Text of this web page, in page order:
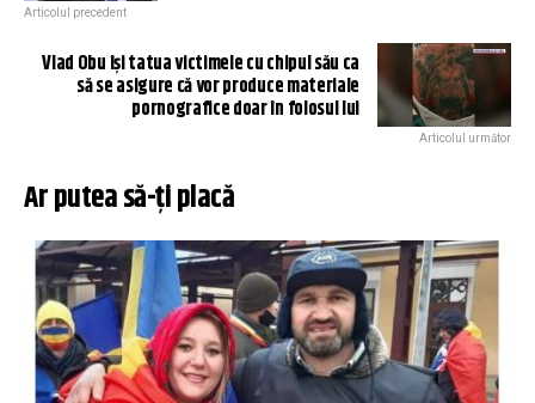
Articolul precedent
Vlad Obu își tatua victimele cu chipul său ca
să se asigure că vor produce materiale
pornografice doar în folosul lui
Articolul următor
Ar putea să-ți placă